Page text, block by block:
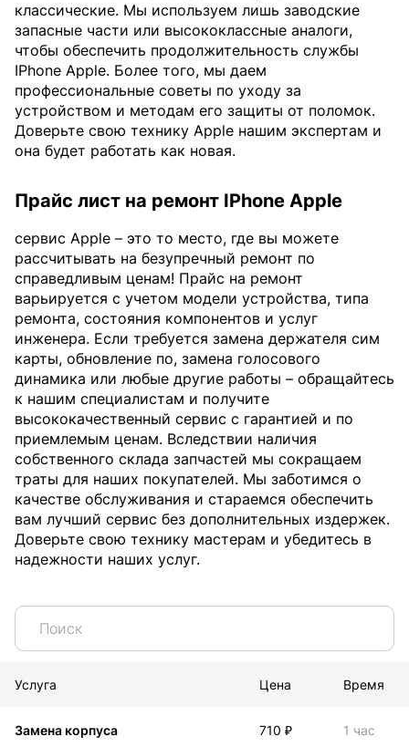
классические. Мы используем лишь заводские
запасные части или высококлассные аналоги,
чтобы обеспечить продолжительность службы
IPhone Apple. Более того, мы даем
профессиональные советы по уходу за
устройством и методам его защиты от поломок.
Доверьте свою технику Apple нашим экспертам и
она будет работать как новая.
Прайс лист на ремонт IPhone Apple
сервис Apple – это то место, где вы можете
рассчитывать на безупречный ремонт по
справедливым ценам! Прайс на ремонт
варьируется с учетом модели устройства, типа
ремонта, состояния компонентов и услуг
инженера. Если требуется замена держателя сим
карты, обновление по, замена голосового
динамика или любые другие работы – обращайтесь
к нашим специалистам и получите
высококачественный сервис с гарантией и по
приемлемым ценам. Вследствии наличия
собственного склада запчастей мы сокращаем
траты для наших покупателей. Мы заботимся о
качестве обслуживания и стараемся обеспечить
вам лучший сервис без дополнительных издержек.
Доверьте свою технику мастерам и убедитесь в
надежности наших услуг.
Услуга Цена Время
Замена корпуса 710 ₽ 1 час